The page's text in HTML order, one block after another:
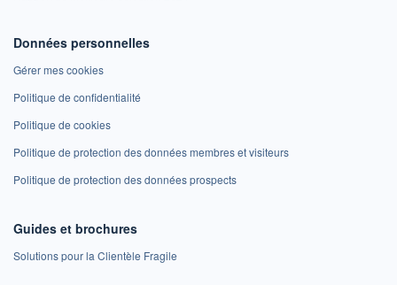
Données personnelles
Gérer mes cookies
Politique de confidentialité
Politique de cookies
Politique de protection des données membres et visiteurs
Politique de protection des données prospects
Guides et brochures
Solutions pour la Clientèle Fragile